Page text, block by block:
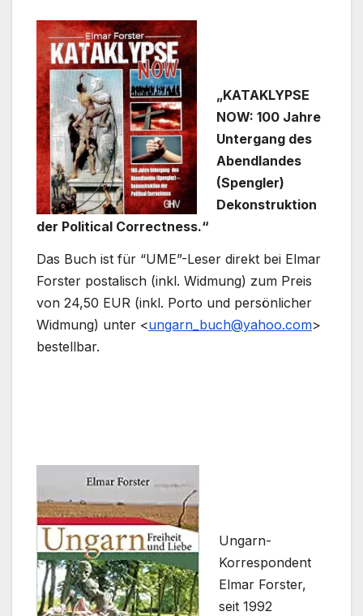
„KATAKLYPSE
NOW: 100 Jahre
Untergang des
Abendlandes
(Spengler)
Dekonstruktion
der Political Correctness.“
Das Buch ist für “UME”-Leser direkt bei Elmar
Forster postalisch (inkl. Widmung) zum Preis
von 24,50 EUR (inkl. Porto und persönlicher
Widmung) unter <ungarn_buch@yahoo.com>
bestellbar.
Ungarn-
Korrespondent
Elmar Forster,
seit 1992